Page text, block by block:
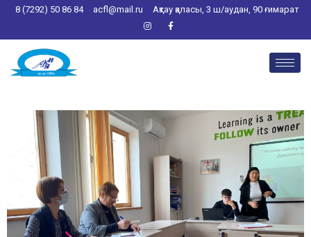
8 (7292) 50 86 84 acfl@mail.ru Ақтау қаласы, 3 ш/аудан, 90 ғимарат